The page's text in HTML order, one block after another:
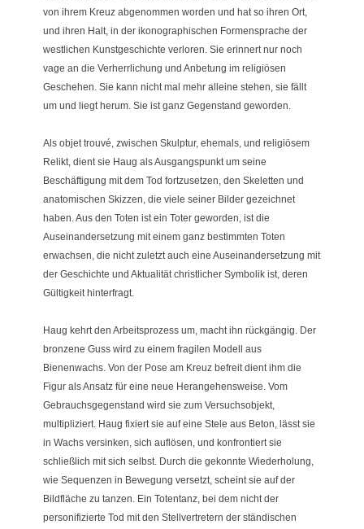
von ihrem Kreuz abgenommen worden und hat so ihren Ort,
und ihren Halt, in der ikonographischen Formensprache der
westlichen Kunstgeschichte verloren. Sie erinnert nur noch
vage an die Verherrlichung und Anbetung im religiösen
Geschehen. Sie kann nicht mal mehr alleine stehen, sie fällt
um und liegt herum. Sie ist ganz Gegenstand geworden.
Als objet trouvé, zwischen Skulptur, ehemals, und religiösem
Relikt, dient sie Haug als Ausgangspunkt um seine
Beschäftigung mit dem Tod fortzusetzen, den Skeletten und
anatomischen Skizzen, die viele seiner Bilder gezeichnet
haben. Aus den Toten ist ein Toter geworden, ist die
Auseinandersetzung mit einem ganz bestimmten Toten
erwachsen, die nicht zuletzt auch eine Auseinandersetzung mit
der Geschichte und Aktualität christlicher Symbolik ist, deren
Gültigkeit hinterfragt.
Haug kehrt den Arbeitsprozess um, macht ihn rückgängig. Der
bronzene Guss wird zu einem fragilen Modell aus
Bienenwachs. Von der Pose am Kreuz befreit dient ihm die
Figur als Ansatz für eine neue Herangehensweise. Vom
Gebrauchsgegenstand wird sie zum Versuchsobjekt,
multipliziert. Haug fixiert sie auf eine Stele aus Beton, lässt sie
in Wachs versinken, sich auflösen, und konfrontiert sie
schließlich mit sich selbst. Durch die gekonnte Wiederholung,
wie Sequenzen in Bewegung versetzt, scheint sie auf der
Bildfläche zu tanzen. Ein Totentanz, bei dem nicht der
personifizierte Tod mit den Stellvertretern der ständischen